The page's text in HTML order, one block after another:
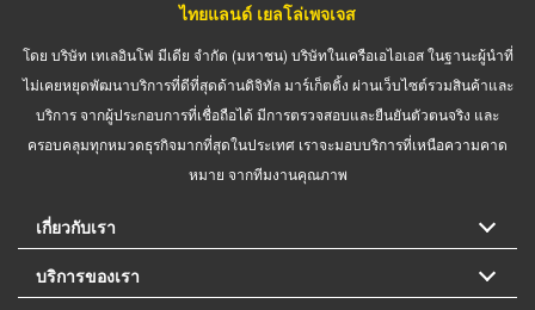
ไทยแลนด์ เยลโล่เพจเจส
โดย บริษัท เทเลอินโฟ มีเดีย จำกัด (มหาชน) บริษัทในเครือเอไอเอส ในฐานะผู้นำที่
ไม่เคยหยุดพัฒนาบริการที่ดีที่สุดด้านดิจิทัล มาร์เก็ตติ้ง ผ่านเว็บไซต์รวมสินค้าและ
บริการ จากผู้ประกอบการที่เชื่อถือได้ มีการตรวจสอบและยืนยันตัวตนจริง และ
ครอบคลุมทุกหมวดธุรกิจมากที่สุดในประเทศ เราจะมอบบริการที่เหนือความคาด
หมาย จากทีมงานคุณภาพ
เกี่ยวกับเรา
บริการของเรา